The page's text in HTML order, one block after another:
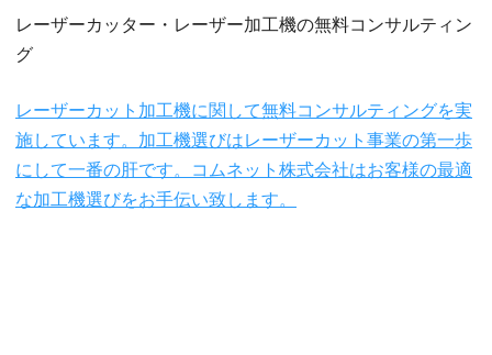
レーザーカッター・レーザー加工機の無料コンサルティン
グ
レーザーカット加工機に関して無料コンサルティングを実
施しています。加工機選びはレーザーカット事業の第一歩
にして一番の肝です。コムネット株式会社はお客様の最適
な加工機選びをお手伝い致します。